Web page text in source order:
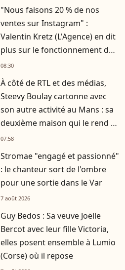
"Nous faisons 20 % de nos
ventes sur Instagram" :
Valentin Kretz (L'Agence) en dit
plus sur le fonctionnement du
business familial
08:30
À côté de RTL et des médias,
Steevy Boulay cartonne avec
son autre activité au Mans : sa
deuxième maison qui le rend si
heureux
07:58
Stromae "engagé et passionné"
: le chanteur sort de l'ombre
pour une sortie dans le Var
7 août 2026
Guy Bedos : Sa veuve Joëlle
Bercot avec leur fille Victoria,
elles posent ensemble à Lumio
(Corse) où il repose